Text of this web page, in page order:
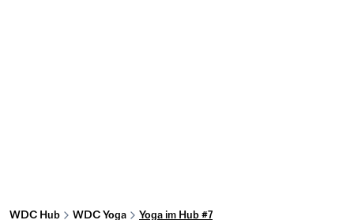
WDC Hub WDC Yoga Yoga im Hub #7